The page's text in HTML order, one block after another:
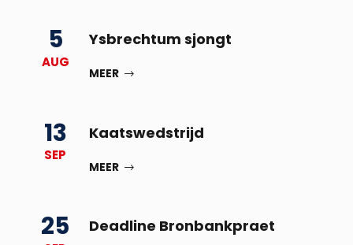
5
AUG
Ysbrechtum sjongt
MEER
13
SEP
Kaatswedstrijd
MEER
25 Deadline Bronbankpraet